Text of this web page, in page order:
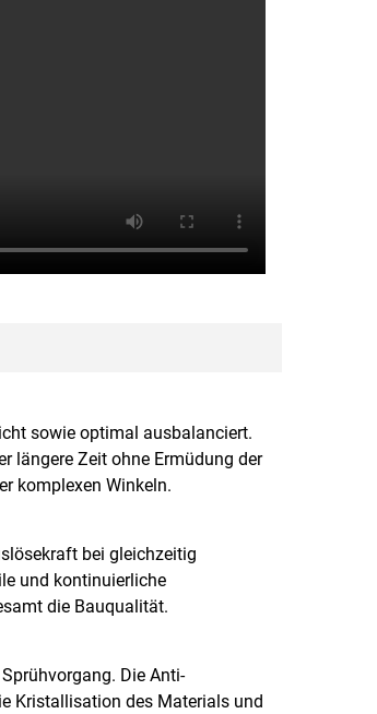
sowie optimal ausbalanciert.
längere Zeit ohne Ermüdung der
komplexen Winkeln.
bei gleichzeitig
und kontinuierliche
die Bauqualität.
Die Anti-
Kristallisation des Materials und